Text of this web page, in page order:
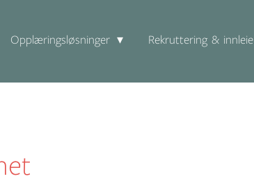
Opplæringsløsninger Rekruttering & innleie